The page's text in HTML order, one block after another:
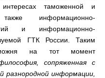
таможенной и
информационно-
и информационно-
ГТК России. Таким
на тот момент
сопряженная с
разнородной информации,